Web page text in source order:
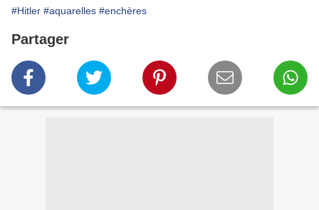
#Hitler #aquarelles #enchères
Partager